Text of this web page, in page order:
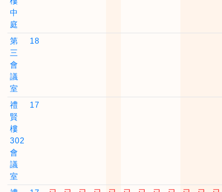
中
庭
第
三
會
議
室
18
禮
賢
樓
302
會
議
室
17